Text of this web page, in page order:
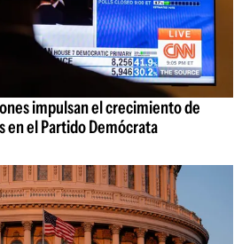
impulsan el crecimiento de
en el Partido Demócrata